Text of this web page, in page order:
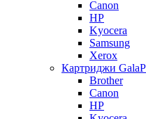
Canon
HP
Kyocera
Samsung
Xerox
Картриджи
Brother
Canon
HP